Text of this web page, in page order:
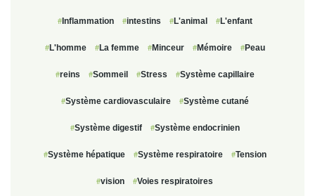
Inflammation intestins L'animal L'enfant
L'homme La femme Minceur Mémoire Peau
reins Sommeil Stress Système capillaire
Système cardiovasculaire Système cutané
Système digestif Système endocrinien
Système hépatique Système respiratoire Tension
vision Voies respiratoires